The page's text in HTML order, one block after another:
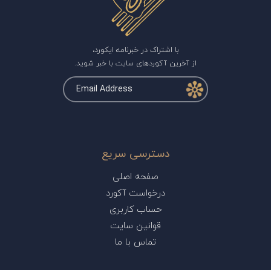
با اشتراک در خبرنامه ایکورد،
از آخرین آکوردهای سایت با خبر شوید.
دسترسی سریع
صفحه اصلی
درخواست آکورد
حساب کاربری
قوانین سایت
تماس با ما